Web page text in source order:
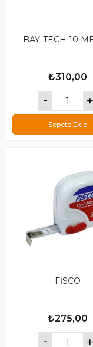
BAY-TECH 10
₺310,00
Sepete Ekle
FİSCO
₺275,00